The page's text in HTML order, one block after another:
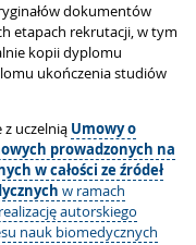
dokumentów
etapach rekrutacji, w tym
kopii dyplomu
ukończenia studiów
uczelnią Umowy o
prowadzonych na
w całości ze źródeł
w ramach
autorskiego
nauk biomedycznych